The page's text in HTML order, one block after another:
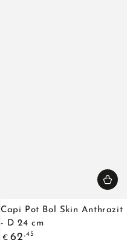
Capi Pot Bol Skin Anthrazit
- D 24 cm
Regulärer
€ 62 ,45